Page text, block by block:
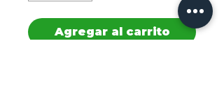
Agregar al carrito